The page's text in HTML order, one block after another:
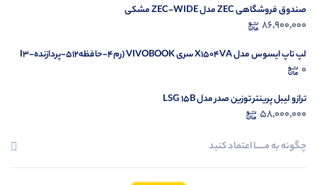
صندوق فروشگاهی ZEC مدل ZEC-WIDE مشکی
86,900,000
لپ تاپ ایسوس مدل X1504VA سری VIVOBOOK (رم4-حافظه512-پردازندهI3-
1335U)
0
ترازو لیبل پرینتر توزین صدر مدل LSG 15B
58,000,000
چگونه به مــــــا اعتماد کنید